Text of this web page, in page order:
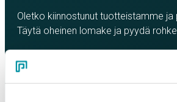
Oletko kiinnostunut tuotteistamme ja
Täytä oheinen lomake ja pyydä